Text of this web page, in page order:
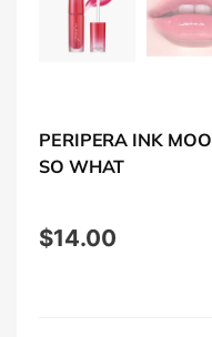
PERIPERA INK
SO WHAT
$14.00